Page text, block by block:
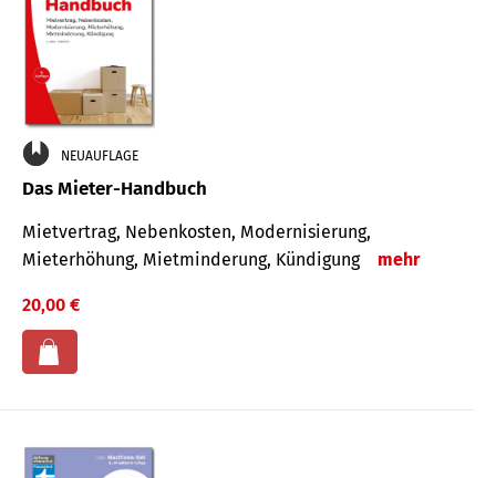
NEUAUFLAGE
Das Mieter-Handbuch
Mietvertrag, Nebenkosten, Modernisierung,
Mieterhöhung, Mietminderung, Kündigung
mehr
20,00 €